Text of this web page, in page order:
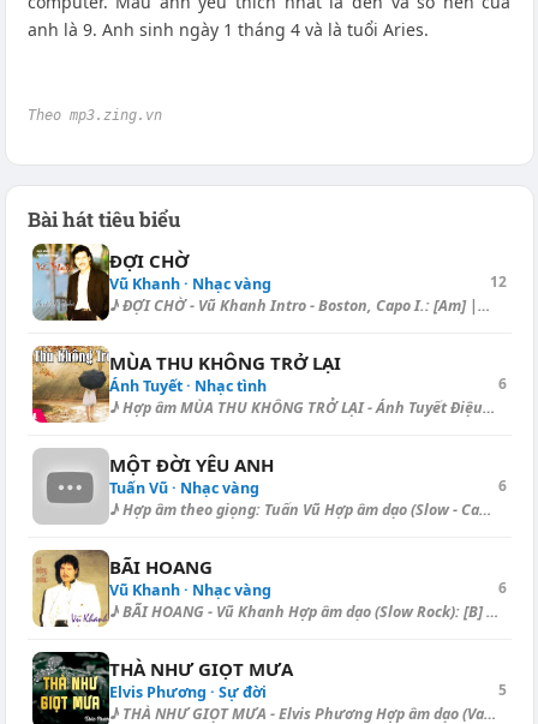
anh là 9. Anh sinh ngày 1 tháng 4 và là tuổi Aries.
Theo mp3.zing.vn
Bài hát tiêu biểu
ĐỢI CHỜ
Vũ Khanh · Nhạc vàng
♪ ĐỢI CHỜ - Vũ Khanh Intro - Boston, Capo I.: [Am] | [Dm] | [G] | [C] |...
12
MÙA THU KHÔNG TRỞ LẠI
Ánh Tuyết · Nhạc tình
♪ Hợp âm MÙA THU KHÔNG TRỞ LẠI - Ánh Tuyết Điệu: Ballad Em ra đi mùa [D]...
6
MỘT ĐỜI YÊU ANH
Tuấn Vũ · Nhạc vàng
♪ Hợp âm theo giọng: Tuấn Vũ Hợp âm dạo (Slow - Capo I.): [D] | [Bm] | [...
6
BÃI HOANG
Vũ Khanh · Nhạc vàng
♪ BÃI HOANG - Vũ Khanh Hợp âm dạo (Slow Rock): [B] | [B] | [B7] | [E] | ...
6
THÀ NHƯ GIỌT MƯA
Elvis Phương · Sự đời
♪ THÀ NHƯ GIỌT MƯA - Elvis Phương Hợp âm dạo (Valse): [Am] | [Dm] | [G]...
5